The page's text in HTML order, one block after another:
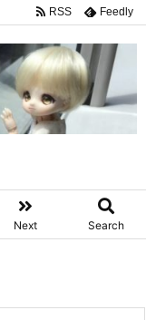
Next Search
RSS Feedly